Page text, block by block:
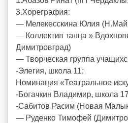
3.Хореграфия:
— Мелекесскина Юлия
— Коллектив танца »
Димитровград)
— Творческая группа
-Элегия, школа 11;
Номинация «Театральное
-Богачкин Владимир, школа 17
-Сабитов Расим (Новая
— Руденко Тимофей